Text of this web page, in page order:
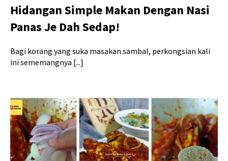
Hidangan Simple Makan Dengan Nasi
Panas Je Dah Sedap!
Bagi korang yang suka masakan sambal, perkongsian kali
ini sememangnya [...]